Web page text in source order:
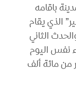
باقامه
الذي يقام
الثاني
نفس اليوم
من مائة ألف